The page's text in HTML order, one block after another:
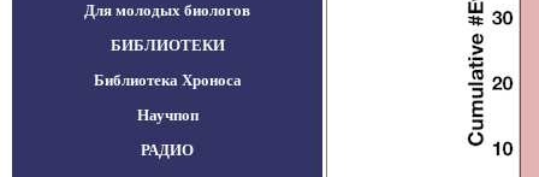
Для молодых биологов
БИБЛИОТЕКИ
Библиотека Хроноса
Научпоп
РАДИО